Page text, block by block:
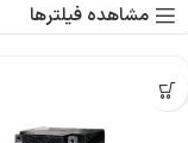
مشاهده فیلترها